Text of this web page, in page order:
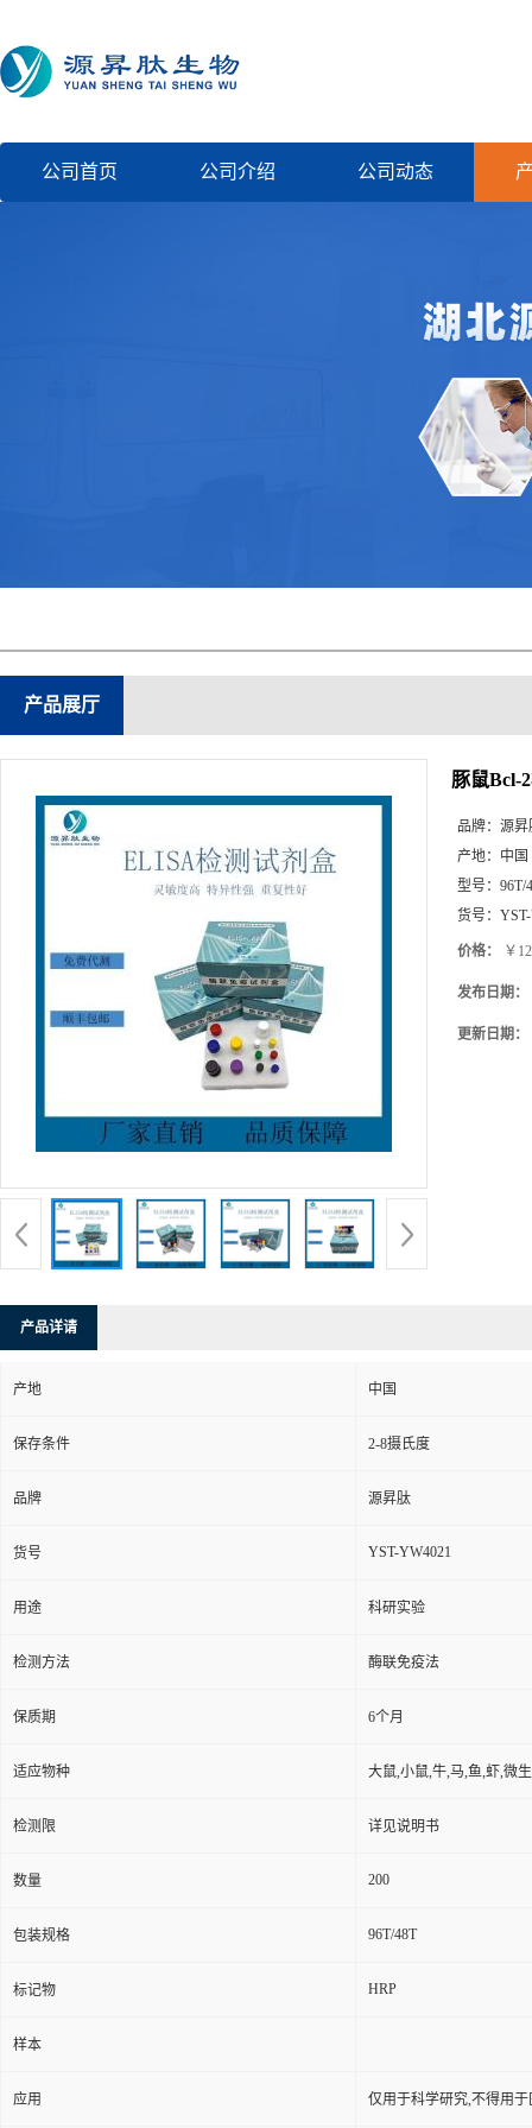
公司首页 公司介绍 公司动态
产品展厅
豚鼠Bcl-
品牌： 源昇
产地： 中国
型号： 96T/
货号：
价格： ￥
发布日期：
更新日期：
产品详请
产地 中国
保存条件 2-8摄氏度
品牌 源昇肽
货号 YST-YW4021
用途 科研实验
检测方法 酶联免疫法
保质期 6个月
适应物种 大鼠,小鼠,牛,马,鱼,虾,微
检测限 详见说明书
数量 200
包装规格 96T/48T
标记物 HRP
样本
应用 仅用于科学研究,不得用